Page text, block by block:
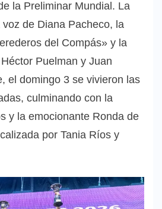
la Preliminar Mundial. La
de Diana Pacheco, la
del Compás» y la
Puelman y Juan
el domingo 3 se vivieron las
culminando con la
y la emocionante Ronda de
por Tania Ríos y